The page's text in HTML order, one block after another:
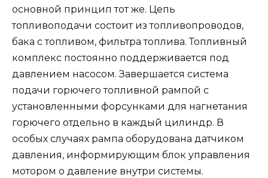
основной принцип тот же. Цепь
топливоподачи состоит из топливопроводов,
бака с топливом, фильтра топлива. Топливный
комплекс постоянно поддерживается под
давлением насосом. Завершается система
подачи горючего топливной рампой с
установленными форсунками для нагнетания
горючего отдельно в каждый цилиндр. В
особых случаях рампа оборудована датчиком
давления, информирующим блок управления
мотором о давление внутри системы.